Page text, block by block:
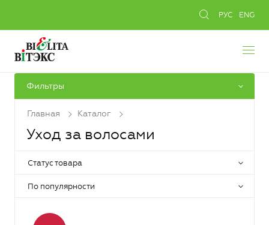
РУС ENG
Фильтры
Главная Каталог
Уход за волосами
Статус товара
По популярности